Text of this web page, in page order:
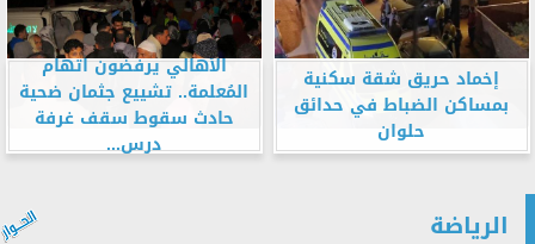
إخماد حريق شقة سكنية
بمساكن الضباط في حدائق
حلوان
الأهالي يرفضون اتهام
المُعلمة.. تشييع جثمان ضحية
حادث سقوط سقف غرفة
درس...
الرياضة